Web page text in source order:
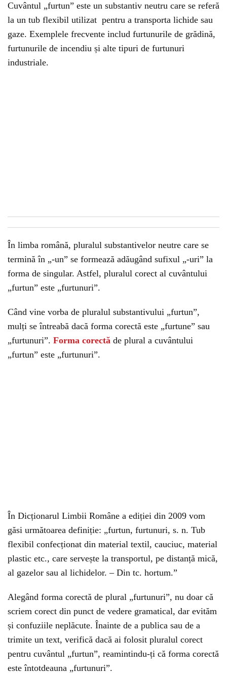
Cuvântul „furtun” este un substantiv neutru care se referă
la un tub flexibil utilizat pentru a transporta lichide sau
gaze. Exemplele frecvente includ furtunurile de grădină,
furtunurile de incendiu și alte tipuri de furtunuri
industriale.
În limba română, pluralul substantivelor neutre care se
termină în „-un” se formează adăugând sufixul „-uri” la
forma de singular. Astfel, pluralul corect al cuvântului
„furtun” este „furtunuri”.
Când vine vorba de pluralul substantivului „furtun”,
mulți se întreabă dacă forma corectă este „furtune” sau
„furtunuri”. Forma corectă de plural a cuvântului
„furtun” este „furtunuri”.
În Dicționarul Limbii Române a ediției din 2009 vom
găsi următoarea definiție: „furtun, furtunuri, s. n. Tub
flexibil confecționat din material textil, cauciuc, material
plastic etc., care servește la transportul, pe distanță mică,
al gazelor sau al lichidelor. – Din tc. hortum.”
Alegând forma corectă de plural „furtunuri”, nu doar că
scriem corect din punct de vedere gramatical, dar evităm
și confuziile neplăcute. Înainte de a publica sau de a
trimite un text, verifică dacă ai folosit pluralul corect
pentru cuvântul „furtun”, reamintindu-ți că forma corectă
este întotdeauna „furtunuri”.